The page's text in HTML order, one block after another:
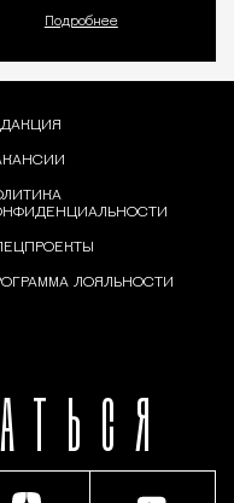
Подробнее
ЛОЯЛЬНОСТИ